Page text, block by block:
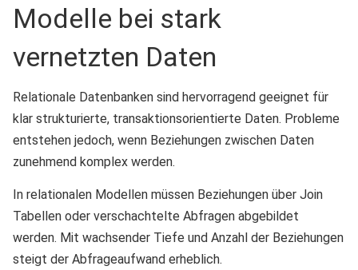
Modelle bei stark
vernetzten Daten
Relationale Datenbanken sind hervorragend geeignet für
klar strukturierte, transaktionsorientierte Daten. Probleme
entstehen jedoch, wenn Beziehungen zwischen Daten
zunehmend komplex werden.
In relationalen Modellen müssen Beziehungen über Join
Tabellen oder verschachtelte Abfragen abgebildet
werden. Mit wachsender Tiefe und Anzahl der Beziehungen
steigt der Abfrageaufwand erheblich.